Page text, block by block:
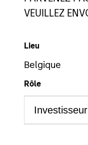
VEUILLEZ
Lieu
Belgique
Rôle